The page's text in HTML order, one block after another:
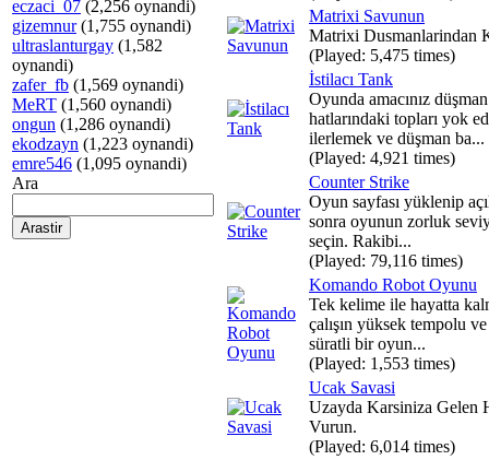
eczaci_07 (2,256 oynandi)
gizemnur(1,755 oynandi)
ultraslanturgay (1,582
oynandi)
zafer_fb (1,569 oynandi)
MeRT (1,560 oynandi)
ongun (1,286 oynandi)
ekodzayn (1,223 oynandi)
emre546 (1,095 oynandi)
Ara
Matrixi Savunun
Matrixi Dusmanlarindan
(Played: 5,475 times)
İstilacı Tank
Oyunda amacınız düşman
hatlarındaki topları yok
ilerlemek ve düşman ba...
(Played: 4,921 times)
Counter Strike
Oyun sayfası yüklenip
sonra oyunun zorluk
seçin. Rakibi...
(Played: 79,116 times)
Komando Robot Oyunu
Tek kelime ile hayatta
çalışın yüksek tempolu
süratli bir oyun...
(Played: 1,553 times)
Ucak Savasi
Uzayda Karsiniza Gelen
Vurun.
(Played: 6,014 times)